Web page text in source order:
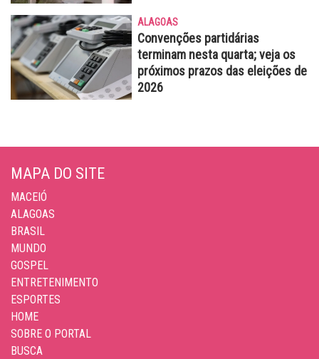
ALAGOAS
Convenções partidárias
terminam nesta quarta; veja os
próximos prazos das eleições de
2026
MAPA DO SITE
MACEIÓ
ALAGOAS
BRASIL
MUNDO
GOSPEL
ENTRETENIMENTO
ESPORTES
HOME
SOBRE O PORTAL
BUSCA